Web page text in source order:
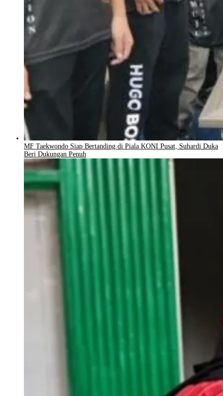
MF Taekwondo Siap Bertanding di Piala KONI Pusat, Suhardi Duka
Beri Dukungan Penuh